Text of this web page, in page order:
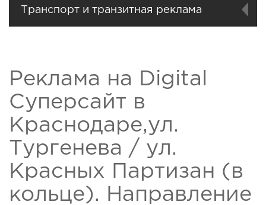
Транспорт и транзитная реклама
Реклама на Digital
Суперсайт в
Краснодаре,ул.
Тургенева / ул.
Красных Партизан (в
кольце). Направление